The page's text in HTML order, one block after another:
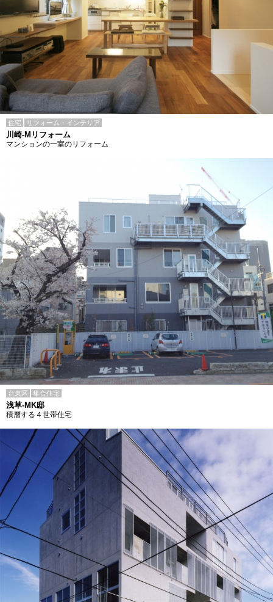
住宅 リフォーム・インテリア
川崎-Mリフォーム
マンションの一室のリフォーム
台東区 集合住宅
浅草-MK邸
積層する４世帯住宅